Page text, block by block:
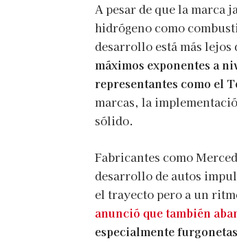
A pesar de que la marca
hidrógeno como
desarrollo está más lejos
máximos exponentes a
representantes como el
marcas, la
sólido.
Fabricantes como
desarrollo de autos
el trayecto pero a un
anunció que también
especialmente